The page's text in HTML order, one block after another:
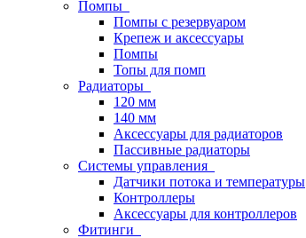
Помпы
Помпы с резервуаром
Крепеж и аксессуары
Помпы
Топы для помп
Радиаторы
120 мм
140 мм
Аксессуары для радиаторов
Пассивные радиаторы
Системы управления
Датчики потока и температуры
Контроллеры
Аксессуары для контроллеров
Фитинги